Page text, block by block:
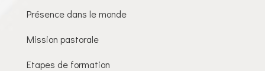
Présence dans le monde
Mission pastorale
Etapes de formation